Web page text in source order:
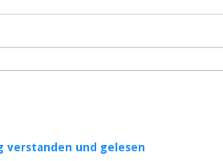
an einem Ort
verstanden und gelesen